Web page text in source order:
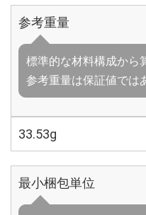
参考重量
標準的な材料構成から
参考重量は保証値では
33.53g
最小梱包単位